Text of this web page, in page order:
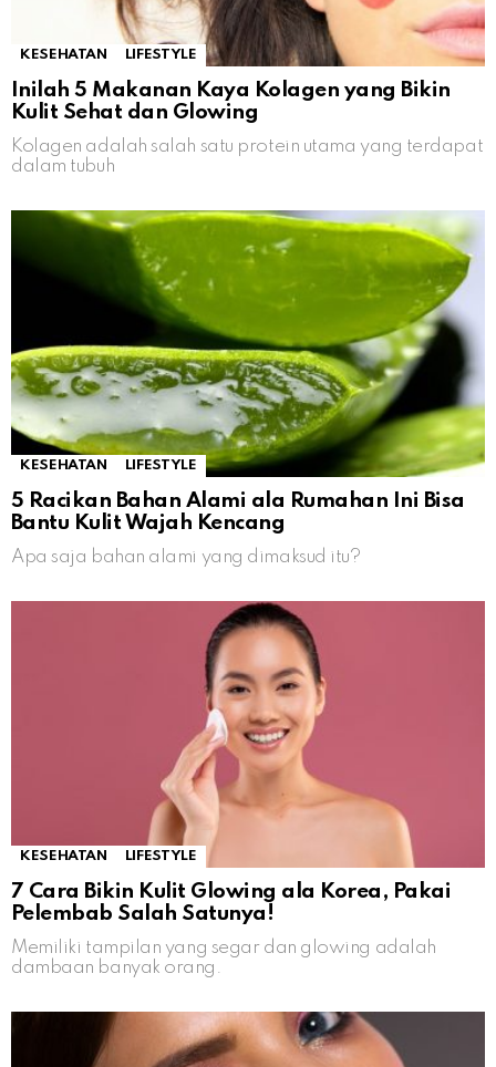
KESEHATAN LIFESTYLE
Inilah 5 Makanan Kaya Kolagen yang Bikin
Kulit Sehat dan Glowing
Kolagen adalah salah satu protein utama yang terdapat
dalam tubuh
KESEHATAN LIFESTYLE
5 Racikan Bahan Alami ala Rumahan Ini Bisa
Bantu Kulit Wajah Kencang
Apa saja bahan alami yang dimaksud itu?
KESEHATAN LIFESTYLE
7 Cara Bikin Kulit Glowing ala Korea, Pakai
Pelembab Salah Satunya!
Memiliki tampilan yang segar dan glowing adalah
dambaan banyak orang.